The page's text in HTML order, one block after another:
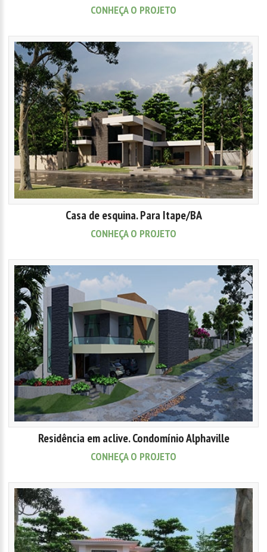
CONHEÇA O PROJETO
Casa de esquina. Para Itape/BA
CONHEÇA O PROJETO
Residência em aclive. Condomínio Alphaville
CONHEÇA O PROJETO